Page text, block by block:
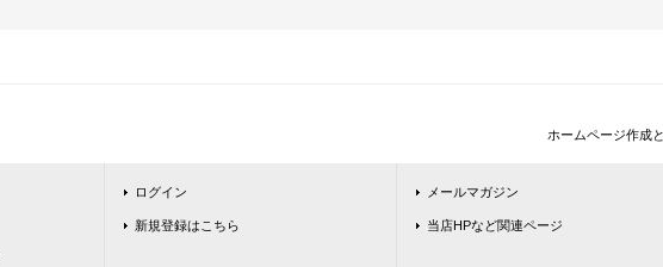
ホームページ作成
ログイン
新規登録はこちら
メールマガジン
当店HPなど関連ページ